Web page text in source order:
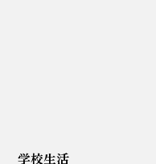
特色ある教育活動
学校生活